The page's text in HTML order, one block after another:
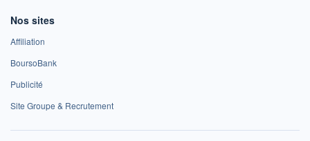
Nos sites
Affiliation
BoursoBank
Publicité
Site Groupe & Recrutement